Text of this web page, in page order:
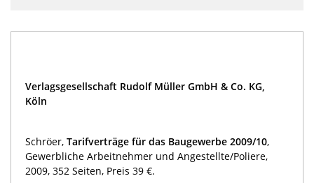
Verlagsgesellschaft Rudolf Müller GmbH & Co. KG,
Köln
Schröer, Tarifverträge für das Baugewerbe 2009/10,
Gewerbliche Arbeitnehmer und Angestellte/Poliere,
2009, 352 Seiten, Preis 39 €.